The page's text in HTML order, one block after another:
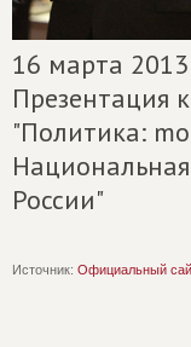
16 марта 2013
Презентация
"Политика:
России"
Источник: Официальный